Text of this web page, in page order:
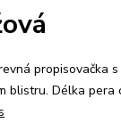
propisovačka
blistru. Délka pera